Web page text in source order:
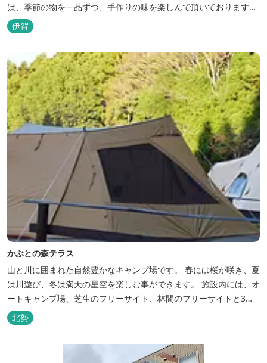
は、季節の物を一品ずつ、手作りの味を楽しんで頂いております。
（宿泊一日一組）
伊賀
かぶとの森テラス
山と川に囲まれた自然豊かなキャンプ場です。 春には桜が咲き、夏
は川遊び、冬は満天の星空を楽しむ事ができます。 施設内には、オ
ートキャンプ場、芝生のフリーサイト、林間のフリーサイトと3種
類のキャンプ場があり、豊かな自然の中でのんびりとキャンプを楽
しむ事ができます。 テント泊が苦手な方や、小さなお子様連れの方
はコテージがおススメ。 大小合わせて6棟のコテージがあります。
北勢